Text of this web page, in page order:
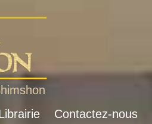
Contactez-nous